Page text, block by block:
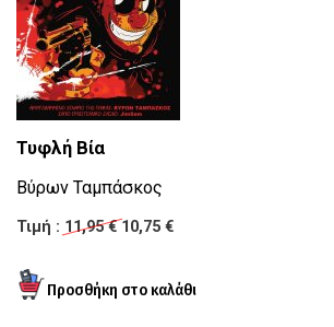
Τυφλή Βία
Βύρων Ταμπάσκος
Τιμή : 11,95 €10,75 €